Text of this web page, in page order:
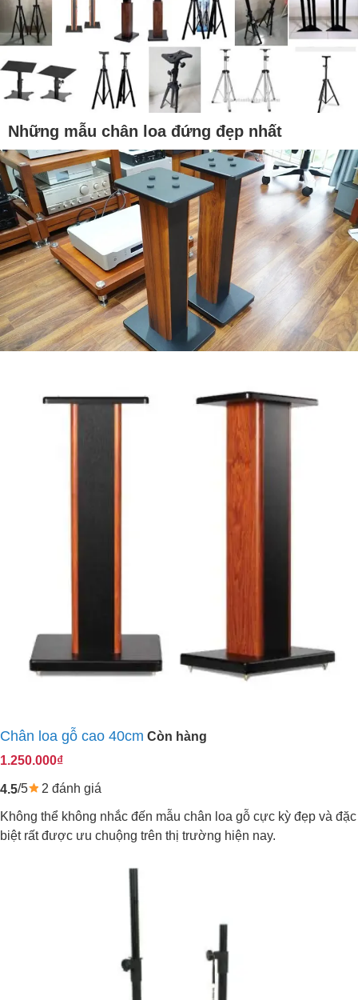
Những mẫu chân loa đứng đẹp nhất
Chân loa gỗ cao 40cm Còn hàng
1.250.000₫
4.5/5 2 đánh giá
Không thể không nhắc đến mẫu chân loa gỗ cực kỳ đẹp và đặc
biệt rất được ưu chuộng trên thị trường hiện nay.